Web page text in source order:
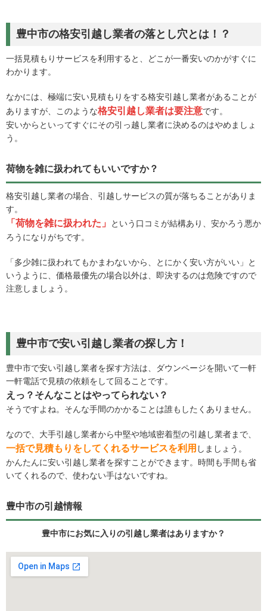
豊中市の格安引越し業者の落とし穴とは！？
一括見積もりサービスを利用すると、どこが一番安いのかがすぐに
わかります。
なかには、極端に安い見積もりをする格安引越し業者があることが
ありますが、このような格安引越し業者は要注意です。
安いからといってすぐにその引っ越し業者に決めるのはやめましょ
う。
荷物を雑に扱われてもいいですか？
格安引越し業者の場合、引越しサービスの質が落ちることがありま
す。
「荷物を雑に扱われた」
という口コミが結構あり、安かろう悪か
ろうになりがちです。
「多少雑に扱われてもかまわないから、とにかく安い方がいい」と
いうように、価格最優先の場合以外は、即決するのは危険ですので
注意しましょう。
豊中市で安い引越し業者の探し方！
豊中市で安い引越し業者を探す方法は、ダウンページを開いて一軒
一軒電話で見積の依頼をして回ることです。
えっ？そんなことはやってられない？
そうですよね。そんな手間のかかることは誰もしたくありません。
なので、大手引越し業者から中堅や地域密着型の引越し業者まで、
一括で見積もりをしてくれるサービスを利用 しましょう。
かんたんに安い引越し業者を探すことができます。時間も手間も省
いてくれるので、使わない手はないですね。
豊中市の引越情報
豊中市にお気に入りの引越し業者はありますか？